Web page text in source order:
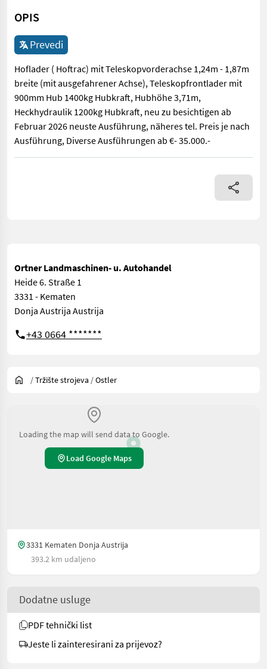
OPIS
Prevedi
Hoflader ( Hoftrac) mit Teleskopvorderachse 1,24m - 1,87m
breite (mit ausgefahrener Achse), Teleskopfrontlader mit
900mm Hub 1400kg Hubkraft, Hubhöhe 3,71m,
Heckhydraulik 1200kg Hubkraft, neu zu besichtigen ab
Februar 2026 neuste Ausführung, näheres tel. Preis je nach
Ausführung, Diverse Ausführungen ab €- 35.000.-
Hoflader ( Hoftrac) mit Teleskopvorderachse 1,24m - 1,87m
Ortner Landmaschinen- u. Autohandel
Heide 6. Straße 1
3331 - Kematen
Donja Austrija Austrija
+43 0664 *******
/Tržište strojeva /Ostler
Loading the map will send data to Google.
Load Google Maps
3331 Kematen Donja Austrija
393.2 km udaljeno
Dodatne usluge
PDF tehnički list
Jeste li zainteresirani za prijevoz?